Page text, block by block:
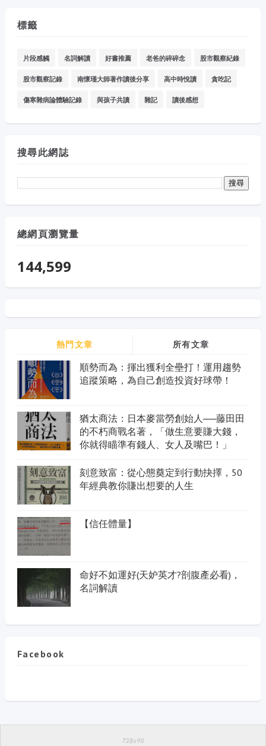
標籤
片段感觸 名詞解讀 好書推薦 老爸的碎碎念 股市觀察紀錄
股市觀察記錄 南懷瑾大師著作讀後分享 高中時悅讀 貪吃記
傷寒雜病論體驗記錄 與孩子共讀 雜記 讀後感想
搜尋此網誌
總網頁瀏覽量
144,599
熱門文章 所有文章
順勢而為：揮出獲利全壘打！運用趨勢
追蹤策略，為自己創造投資好球帶！
猶太商法：日本麥當勞創始人──藤田田
的不朽商戰名著，「做生意要賺大錢，
你就得瞄準有錢人、女人及嘴巴！」
刻意致富：從心態奠定到行動抉擇，50
年經典教你賺出想要的人生
【信任體量】
命好不如運好(天妒英才?剖腹產必看)，
名詞解讀
Facebook